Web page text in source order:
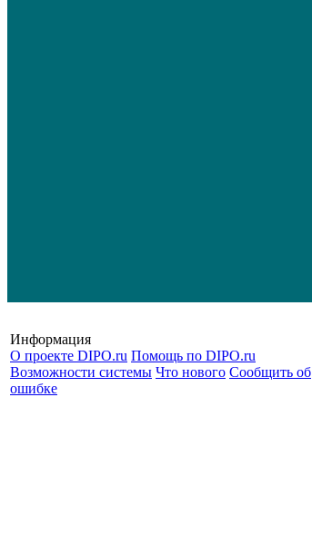
Информация
О проекте DIPO.ru Помощь по DIPO.ru
Возможности системы Что нового Сообщить об
ошибке